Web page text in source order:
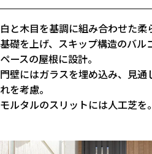
白と木目を基調に組み合わせた柔
基礎を上げ、スキップ構造のバル
ペースの屋根に設計。
門壁にはガラスを埋め込み、見通
れを考慮。
モルタルのスリットには人工芝